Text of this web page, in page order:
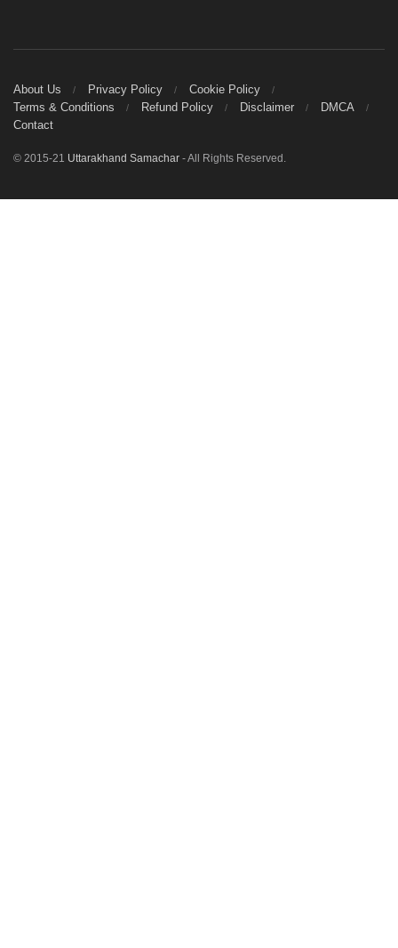
About Us Privacy Policy
Cookie Policy
Terms & Conditions
Refund Policy Disclaimer
DMCA
Contact
© 2015-21 Uttarakhand Samachar - All Rights Reserved.